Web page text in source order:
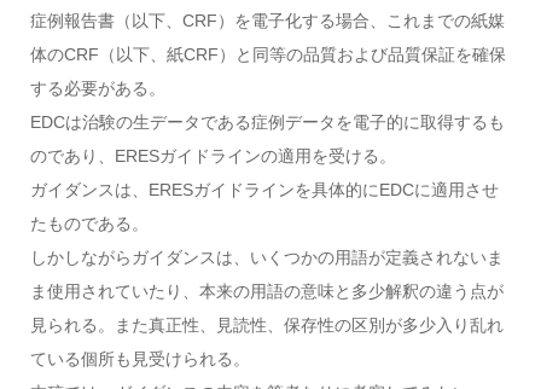
症例報告書（以下、CRF）を電子化する場合、これまでの紙媒
体のCRF（以下、紙CRF）と同等の品質および品質保証を確保
する必要がある。
EDCは治験の生データである症例データを電子的に取得するも
のであり、ERESガイドラインの適用を受ける。
ガイダンスは、ERESガイドラインを具体的にEDCに適用させ
たものである。
しかしながらガイダンスは、いくつかの用語が定義されないま
ま使用されていたり、本来の用語の意味と多少解釈の違う点が
見られる。また真正性、見読性、保存性の区別が多少入り乱れ
ている個所も見受けられる。